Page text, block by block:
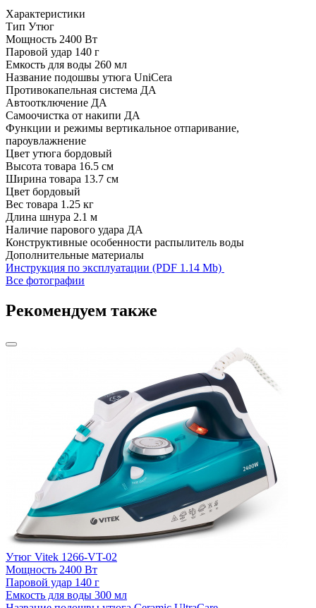
Характеристики
Тип Утюг
Мощность 2400 Вт
Паровой удар 140 г
Емкость для воды 260 мл
Название подошвы утюга UniCera
Противокапельная система ДА
Автоотключение ДА
Самоочистка от накипи ДА
Функции и режимы вертикальное отпаривание,
пароувлажнение
Цвет утюга бордовый
Высота товара 16.5 см
Ширина товара 13.7 см
Цвет бордовый
Вес товара 1.25 кг
Длина шнура 2.1 м
Наличие парового удара ДА
Конструктивные особенности распылитель воды
Дополнительные материалы
Инструкция по эксплуатации (PDF 1.14 Mb)
Все фотографии
Рекомендуем также
Утюг Vitek 1266-VT-02
Мощность 2400 Вт
Паровой удар 140 г
Емкость для воды 300 мл